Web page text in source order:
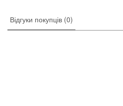
Відгуки покупців (0)